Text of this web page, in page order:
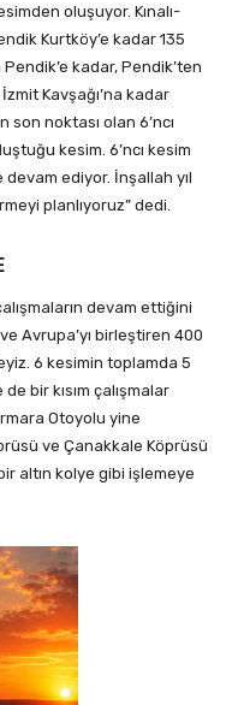
oluşuyor. Kınalı-
Kurtköy’e kadar 135
kadar, Pendik’ten
Kavşağı’na kadar
son noktası olan 6’ncı
kesim. 6’ncı kesim
devam ediyor. İnşallah yıl
planlıyoruz” dedi.
devam ettiğini
Avrupa’yı birleştiren 400
6 kesimin toplamda 5
bir kısım çalışmalar
Otoyolu yine
ve Çanakkale Köprüsü
altın kolye gibi işlemeye